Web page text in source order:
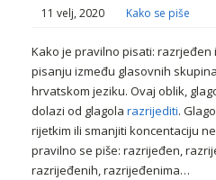
11 velj, 2020 Kako se piše
Kako je pravilno pisati: razrjeđen
pisanju između glasovnih
hrvatskom jeziku. Ovaj oblik,
dolazi od glagola razrijediti.
rijetkim ili smanjiti koncentaciju
pravilno se piše: razrijeđen,
razrijeđenih, razrijeđenima…